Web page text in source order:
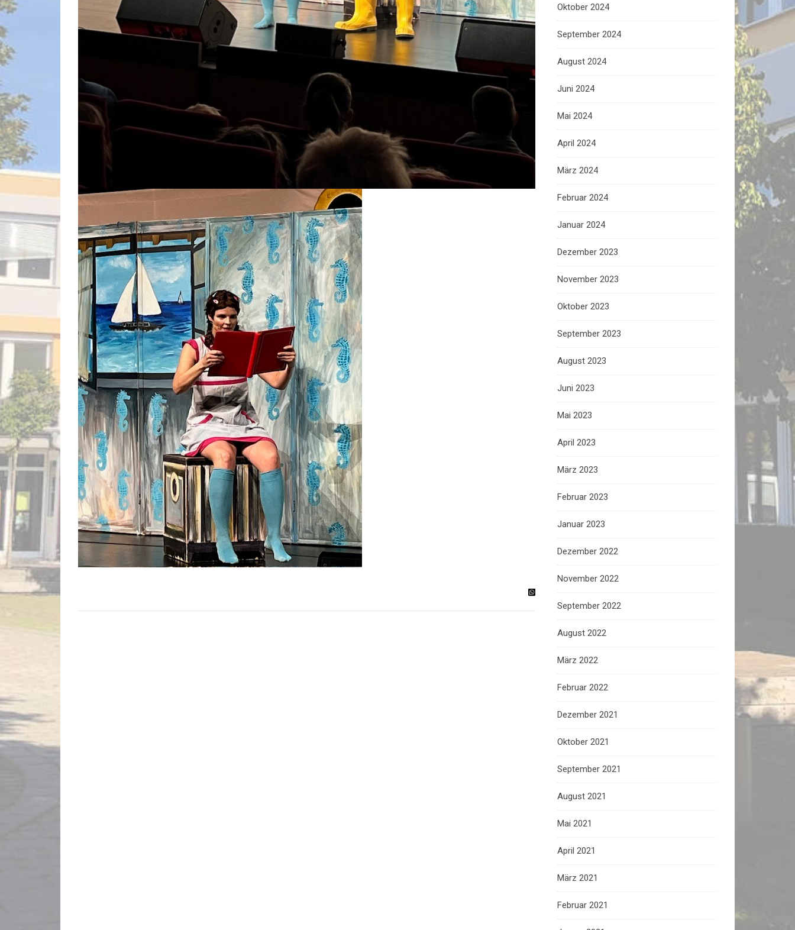
Oktober 2024
September 2024
August 2024
Juni 2024
Mai 2024
April 2024
März 2024
Februar 2024
Januar 2024
Dezember 2023
November 2023
Oktober 2023
September 2023
August 2023
Juni 2023
Mai 2023
April 2023
März 2023
Februar 2023
Januar 2023
Dezember 2022
November 2022
September 2022
August 2022
März 2022
Februar 2022
Dezember 2021
Oktober 2021
September 2021
August 2021
Mai 2021
April 2021
März 2021
Februar 2021